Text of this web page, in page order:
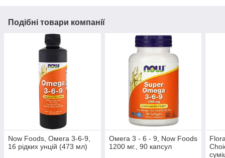
Подібні товари компанії
Now Foods, Омега 3-6-9,
16 рідких унцій (473 мл)
Омега 3 - 6 - 9, Now Foods
1200 мг., 90 капсул